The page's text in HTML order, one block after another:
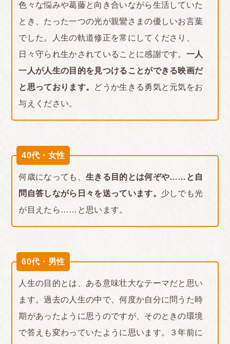
色々な悩みや葛藤と向き合いながら生活していた
とき、たった一つの光が親鸞さまの優しいお言葉
でした。人生の軌道修正を常にしてくださり、
日々守られ生かされていることに感謝です。 一人
一人が人生の目的を見つけることができる映画だ
と思っております。
どうか生きる勇気と元気をお
与えください。
40代・女性
何歳になっても、 生きる目的とは何ぞや……と自
問自答しながら日々を送っています。 少しでも光
が目えたら……と思います。
60代・男性
人生の目的とは、ある意味壮大なテーマだと思い
ます。過去の人生の中で、何度か自分に問うた時
期があったように思うのですが、そのときの環境
で答えも変わっていたように思います。３年前に